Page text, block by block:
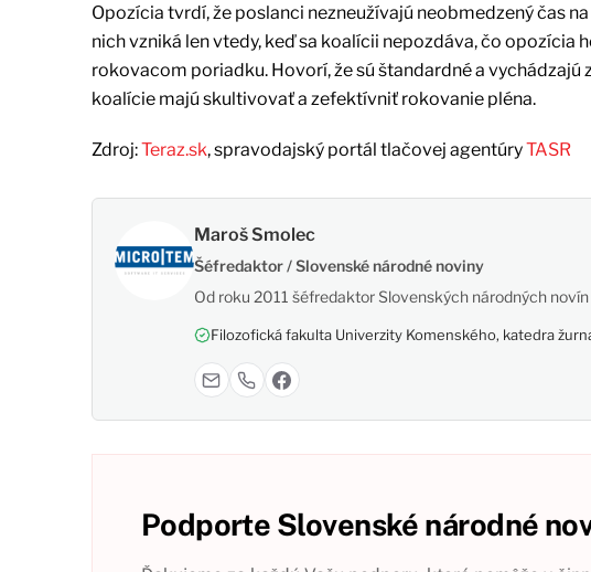
Opozícia tvrdí, že poslanci nezneužívajú neobmedzený čas
nich vzniká len vtedy, keď sa koalícii nepozdáva, čo opozícia
rokovacom poriadku. Hovorí, že sú štandardné a
koalície majú skultivovať a zefektívniť rokovanie pléna.
Zdroj:Teraz.sk, spravodajský portál tlačovej agentúryTASR
Maroš Smolec
Šéfredaktor / Slovenské národné noviny
Od roku 2011 šéfredaktor Slovenských národných
Filozofická fakulta Univerzity Komenského, katedra
Podporte Slovenské národné